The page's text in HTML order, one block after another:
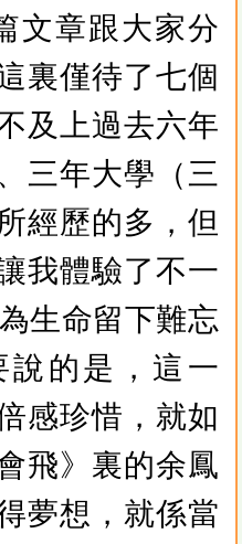
文章跟大家分
裏僅待了七個
及上過去六年
三年大學（三
經歷的多，但
我體驗了不一
生命留下難忘
說的是，這一
感珍惜，就如
飛》裏的余鳳
夢想，就係當